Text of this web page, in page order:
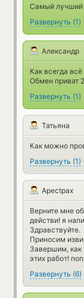
Самый лучший
Развернуть (1)
Александр
Как всегда
Обмен приват
Развернуть (1)
Татьяна
Как можно
Развернуть (1)
Apectpax
Верните мне
действи! я
Здравствуйте.
Приносим
Завершим, как
этих работ!
Развернуть (6)